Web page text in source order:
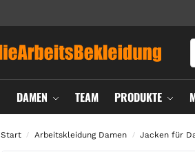
DAMEN TEAM PRODUKTE
Start / Arbeitskleidung Damen / Jacken für